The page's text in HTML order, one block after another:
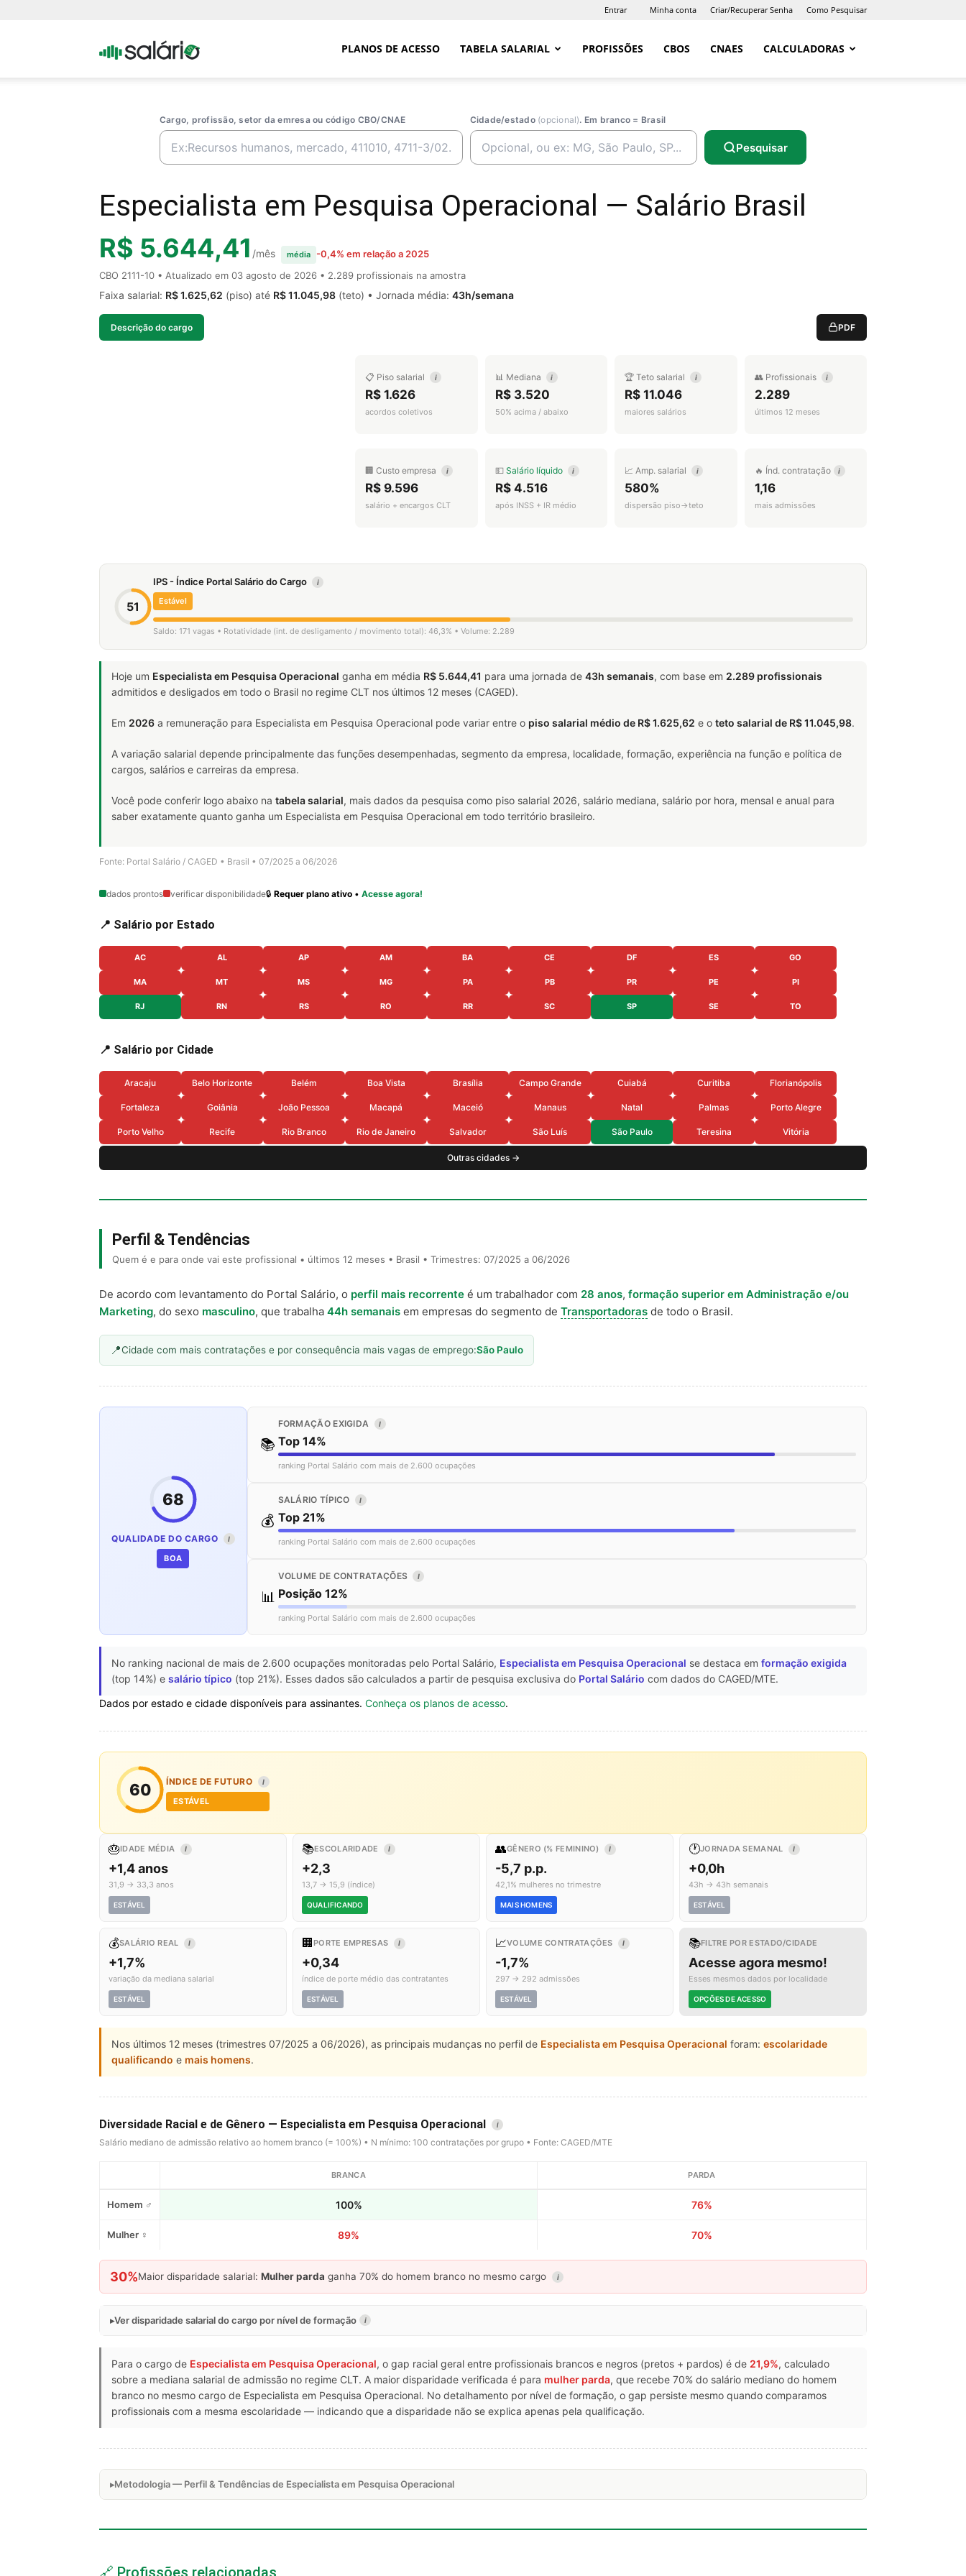
Entrar Minha conta Criar/Recuperar Senha Como Pesquisar
Portal PLANOS DE ACESSO TABELA SALARIAL PROFISSÕES CBOS CNAES CALCULADORAS
Cargo, profissão, setor da emresa ou código CBO/CNAE Cidade/estado (opcional). Em branco = Brasil
Pesquisar
Especialista em Pesquisa Operacional — Salário Brasil
R$ 5.644,41 /mês média
-0,4% em relação a 2025
CBO 2111-10 • Atualizado em 03 agosto de 2026 • 2.289 profissionais na amostra
Faixa salarial: R$ 1.625,62 (piso) até R$ 11.045,98 (teto) • Jornada média: 43h/semana
Descrição do cargo PDF
📋 Piso salarial i
R$ 1.626
acordos coletivos
📊 Mediana i
R$ 3.520
50% acima / abaixo
🏆 Teto salarial i
R$ 11.046
maiores salários
👥 Profissionais i
2.289
últimos 12 meses
🏢 Custo empresa i
R$ 9.596
salário + encargos CLT
💵 Salário líquido i
R$ 4.516
após INSS + IR médio
📈 Amp. salarial i
580%
dispersão piso→teto
🔥 Índ. contratação i
1,16
mais admissões
51
IPS - Índice Portal Salário do Cargo i
Estável
Saldo: 171 vagas • Rotatividade (int. de desligamento / movimento total): 46,3% • Volume: 2.289
Hoje um Especialista em Pesquisa Operacional ganha em média R$ 5.644,41 para uma jornada de 43h semanais, com base em 2.289 profissionais
admitidos e desligados em todo o Brasil no regime CLT nos últimos 12 meses (CAGED).
Em 2026 a remuneração para Especialista em Pesquisa Operacional pode variar entre o piso salarial médio de R$ 1.625,62 e o teto salarial de R$ 11.045,98.
A variação salarial depende principalmente das funções desempenhadas, segmento da empresa, localidade, formação, experiência na função e política de
cargos, salários e carreiras da empresa.
Você pode conferir logo abaixo na tabela salarial, mais dados da pesquisa como piso salarial 2026, salário mediana, salário por hora, mensal e anual para
saber exatamente quanto ganha um Especialista em Pesquisa Operacional em todo território brasileiro.
Fonte: Portal Salário / CAGED • Brasil • 07/2025 a 06/2026
dados prontos verificar disponibilidade🔒 Requer plano ativo • Acesse agora!
📍 Salário por Estado
AC AL AP AM BA CE DF ES GO
MA MT MS MG PA PB PR PE PI
RJ RN RS RO RR SC SP SE TO
📍 Salário por Cidade
Aracaju Belo Horizonte Belém Boa Vista Brasília Campo Grande Cuiabá Curitiba Florianópolis
Fortaleza Goiânia João Pessoa Macapá Maceió Manaus Natal Palmas Porto Alegre
Porto Velho Recife Rio Branco Rio de Janeiro Salvador São Luís São Paulo Teresina Vitória
Outras cidades →
Perfil & Tendências
Quem é e para onde vai este profissional • últimos 12 meses • Brasil • Trimestres: 07/2025 a 06/2026
De acordo com levantamento do Portal Salário, o perfil mais recorrente é um trabalhador com 28 anos, formação superior em Administração e/ou
Marketing, do sexo masculino, que trabalha 44h semanais em empresas do segmento de Transportadoras de todo o Brasil.
Cidade com mais contratações e por consequência mais vagas de emprego:São Paulo
68
QUALIDADE DO CARGO I
BOA
📚
FORMAÇÃO EXIGIDA I
Top 14%
ranking Portal Salário com mais de 2.600 ocupações
💰
SALÁRIO TÍPICO I
Top 21%
ranking Portal Salário com mais de 2.600 ocupações
📊
VOLUME DE CONTRATAÇÕES I
Posição 12%
ranking Portal Salário com mais de 2.600 ocupações
No ranking nacional de mais de 2.600 ocupações monitoradas pelo Portal Salário, Especialista em Pesquisa Operacional se destaca em formação exigida
(top 14%) e salário típico (top 21%). Esses dados são calculados a partir de pesquisa exclusiva do Portal Salário com dados do CAGED/MTE.
Dados por estado e cidade disponíveis para assinantes. Conheça os planos de acesso.
60 ÍNDICE DE FUTURO I
ESTÁVEL
🎂IDADE MÉDIA I
+1,4 anos
31,9 → 33,3 anos
ESTÁVEL
📚ESCOLARIDADE I
+2,3
13,7 → 15,9 (índice)
QUALIFICANDO
👥GÊNERO (% FEMININO) I
-5,7 p.p.
42,1% mulheres no trimestre
MAIS HOMENS
🕐JORNADA SEMANAL I
+0,0h
43h → 43h semanais
ESTÁVEL
💰SALÁRIO REAL I
+1,7%
variação da mediana salarial
ESTÁVEL
🏢 PORTE EMPRESAS I
+0,34
índice de porte médio das contratantes
ESTÁVEL
📈VOLUME CONTRATAÇÕES I
-1,7%
297 → 292 admissões
ESTÁVEL
📚FILTRE POR ESTADO/CIDADE
Acesse agora mesmo!
Esses mesmos dados por localidade
OPÇÕES DE ACESSO
Nos últimos 12 meses (trimestres 07/2025 a 06/2026), as principais mudanças no perfil de Especialista em Pesquisa Operacional foram: escolaridade
qualificando e mais homens.
Diversidade Racial e de Gênero — Especialista em Pesquisa Operacional i
Salário mediano de admissão relativo ao homem branco (= 100%) • N mínimo: 100 contratações por grupo • Fonte: CAGED/MTE
BRANCA PARDA
Homem ♂ 100% 76%
Mulher ♀ 89% 70%
30%Maior disparidade salarial: Mulher parda ganha 70% do homem branco no mesmo cargo i
Ver disparidade salarial do cargo por nível de formação i
Para o cargo de Especialista em Pesquisa Operacional, o gap racial geral entre profissionais brancos e negros (pretos + pardos) é de 21,9%, calculado
sobre a mediana salarial de admissão no regime CLT. A maior disparidade verificada é para mulher parda, que recebe 70% do salário mediano do homem
branco no mesmo cargo de Especialista em Pesquisa Operacional. No detalhamento por nível de formação, o gap persiste mesmo quando comparamos
profissionais com a mesma escolaridade — indicando que a disparidade não se explica apenas pela qualificação.
Metodologia — Perfil & Tendências de Especialista em Pesquisa Operacional
🔗 Profissões relacionadas